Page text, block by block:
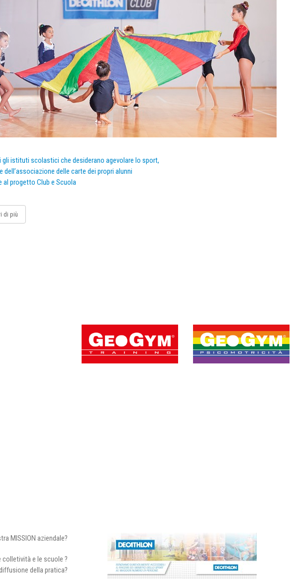
gli istituti scolastici che desiderano agevolare lo sport,
dell’associazione delle carte dei propri alunni
al progetto Club e Scuola
di più
MISSION aziendale?
e le scuole ?
della pratica?